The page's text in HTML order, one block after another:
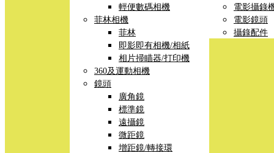
輕便數碼相機
菲林相機
菲林
即影即有相機/相紙
相片掃瞄器/打印機
360及運動相機
鏡頭
廣角鏡
標準鏡
遠攝鏡
微距鏡
增距鏡/轉接環
電影攝錄
電影鏡頭
攝錄配件